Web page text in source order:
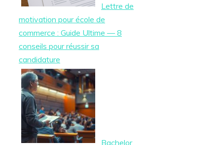
Lettre de
motivation pour école de
commerce : Guide Ultime — 8
conseils pour réussir sa
candidature
Bachelor